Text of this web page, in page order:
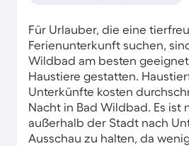
Für Urlauber, die eine
Ferienunterkunft suchen,
Wildbad am besten
Haustiere gestatten.
Unterkünfte kosten
Nacht in Bad Wildbad. Es ist
außerhalb der Stadt nach
Ausschau zu halten, da